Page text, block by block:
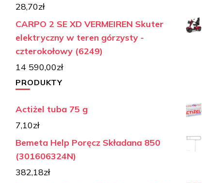
28,70zł
CARPO 2 SE XD VERMEIREN Skuter
elektryczny w teren górzysty -
czterokołowy (6249)
14 590,00zł
PRODUKTY
Actiżel tuba 75 g
7,10zł
Bemeta Help Poręcz Składana 850
(301606324N)
382,18zł